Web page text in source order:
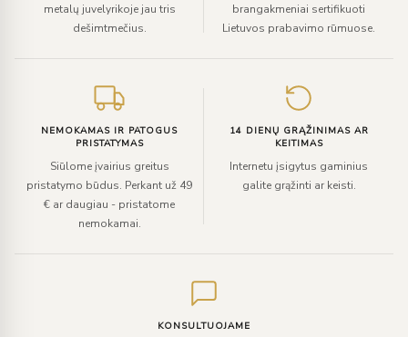
metalų juvelyrikoje jau tris
dešimtmečius.
brangakmeniai sertifikuoti
Lietuvos prabavimo rūmuose.
NEMOKAMAS IR PATOGUS
PRISTATYMAS
Siūlome įvairius greitus
pristatymo būdus. Perkant už 49
€ ar daugiau - pristatome
nemokamai.
14 DIENŲ GRĄŽINIMAS AR
KEITIMAS
Internetu įsigytus gaminius
galite grąžinti ar keisti.
KONSULTUOJAME